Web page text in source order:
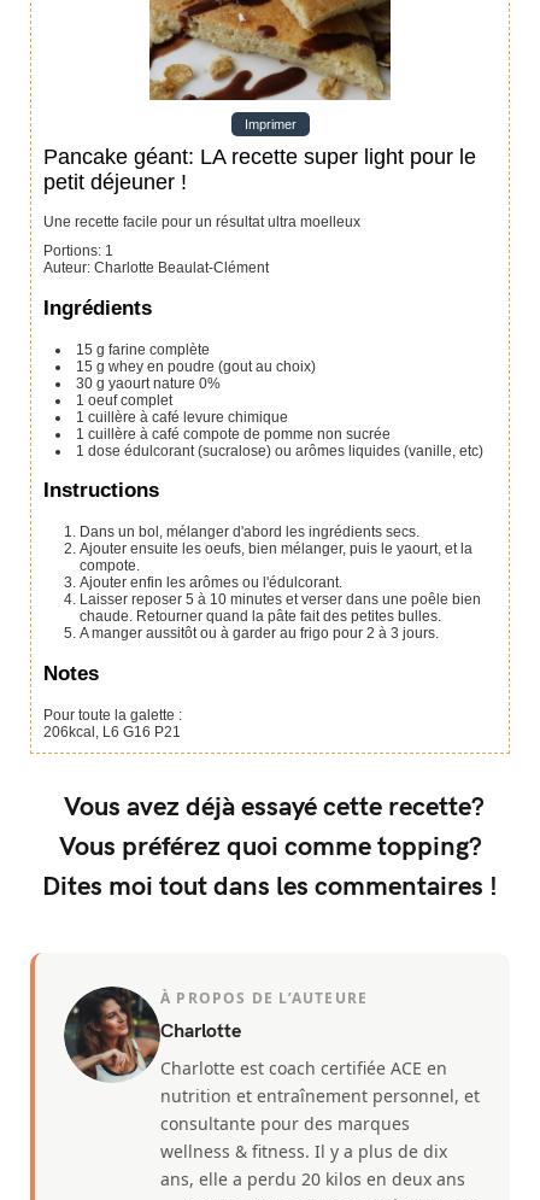
Imprimer
Pancake géant: LA recette super light pour le
petit déjeuner !
Une recette facile pour un résultat ultra moelleux
Portions: 1
Auteur: Charlotte Beaulat-Clément
Ingrédients
15 g farine complète
15 g whey en poudre (gout au choix)
30 g yaourt nature 0%
1 oeuf complet
1 cuillère à café levure chimique
1 cuillère à café compote de pomme non sucrée
1 dose édulcorant (sucralose) ou arômes liquides (vanille, etc)
Instructions
Dans un bol, mélanger d'abord les ingrédients secs.
Ajouter ensuite les oeufs, bien mélanger, puis le yaourt, et la
compote.
Ajouter enfin les arômes ou l'édulcorant.
Laisser reposer 5 à 10 minutes et verser dans une poêle bien
chaude. Retourner quand la pâte fait des petites bulles.
A manger aussitôt ou à garder au frigo pour 2 à 3 jours.
Notes
Pour toute la galette :
206kcal, L6 G16 P21
Vous avez déjà essayé cette recette?
Vous préférez quoi comme topping?
Dites moi tout dans les commentaires !
À PROPOS DE L’AUTEURE
Charlotte
Charlotte est coach certifiée ACE en
nutrition et entraînement personnel, et
consultante pour des marques
wellness & fitness. Il y a plus de dix
ans, elle a perdu 20 kilos en deux ans